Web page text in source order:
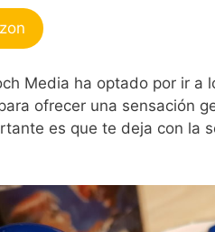
Media ha optado por ir
ofrecer una sensación
es que te deja con la